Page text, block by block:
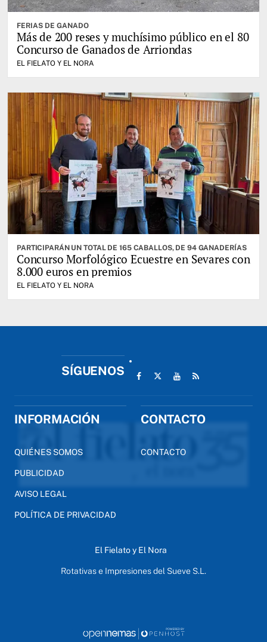
FERIAS DE GANADO
Más de 200 reses y muchísimo público en el 80
Concurso de Ganados de Arriondas
EL FIELATO Y EL NORA
PARTICIPARÁN UN TOTAL DE 165 CABALLOS, DE 94 GANADERÍAS
Concurso Morfológico Ecuestre en Sevares con
8.000 euros en premios
EL FIELATO Y EL NORA
SÍGUENOS
INFORMACIÓN
QUIÉNES SOMOS
PUBLICIDAD
AVISO LEGAL
POLÍTICA DE PRIVACIDAD
CONTACTO
CONTACTO
El Fielato y El Nora
Rotativas e Impresiones del Sueve S.L.